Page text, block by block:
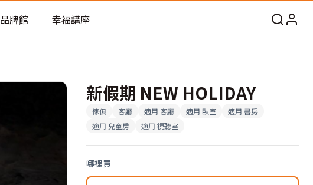
品牌館 幸福講座
新假期 NEW HOLIDAY
傢俱 客廳 適用 客廳 適用 臥室 適用 書房
適用 兒童房 適用 視聽室
哪裡買